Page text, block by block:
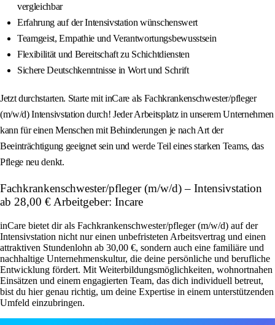
vergleichbar
Erfahrung auf der Intensivstation wünschenswert
Teamgeist, Empathie und Verantwortungsbewusstsein
Flexibilität und Bereitschaft zu Schichtdiensten
Sichere Deutschkenntnisse in Wort und Schrift
Jetzt durchstarten. Starte mit inCare als Fachkrankenschwester/pfleger
(m/w/d) Intensivstation durch! Jeder Arbeitsplatz in unserem Unternehmen
kann für einen Menschen mit Behinderungen je nach Art der
Beeinträchtigung geeignet sein und werde Teil eines starken Teams, das
Pflege neu denkt.
Fachkrankenschwester/pfleger (m/w/d) – Intensivstation
ab 28,00 € Arbeitgeber: Incare
inCare bietet dir als Fachkrankenschwester/pfleger (m/w/d) auf der
Intensivstation nicht nur einen unbefristeten Arbeitsvertrag und einen
attraktiven Stundenlohn ab 30,00 €, sondern auch eine familiäre und
nachhaltige Unternehmenskultur, die deine persönliche und berufliche
Entwicklung fördert. Mit Weiterbildungsmöglichkeiten, wohnortnahen
Einsätzen und einem engagierten Team, das dich individuell betreut,
bist du hier genau richtig, um deine Expertise in einem unterstützenden
Umfeld einzubringen.